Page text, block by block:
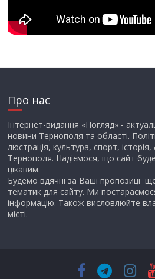
Про нас
Інтернет-видання «Погляд» -
новини Тернополя та області.
люстрація, культура, спорт,
Тернополя. Надіємося, що сайт
цікавим.
Будемо вдячні за Ваші пропозиції
тематик для сайту. Ми
інформацію. Також висловлюйте
місті.